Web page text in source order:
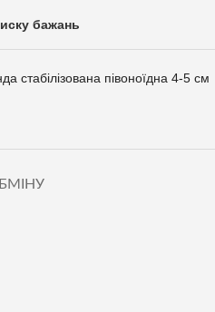
бажань
стабілізована півоноїдна 4-5 см